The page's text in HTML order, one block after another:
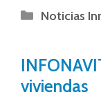
Noticias
viviendas